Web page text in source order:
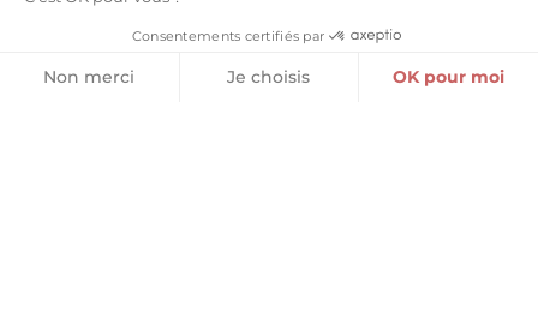
Consentements certifiés par
Non merci Je choisis OK pour moi